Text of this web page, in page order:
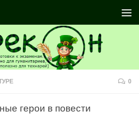
0
герои в повести